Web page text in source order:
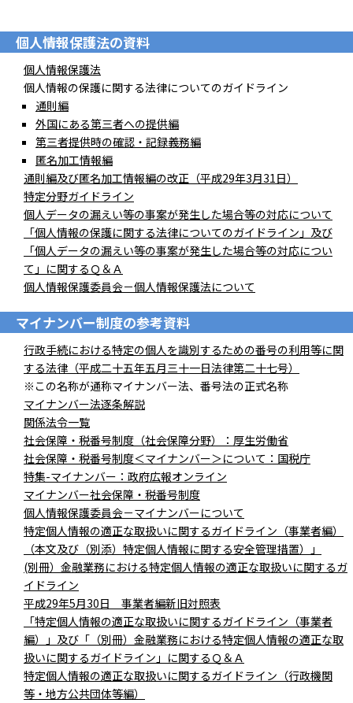
個人情報保護法の資料
個人情報保護法
個人情報の保護に関する法律についてのガイドライン
通則編
外国にある第三者への提供編
第三者提供時の確認・記録義務編
匿名加工情報編
通則編及び匿名加工情報編の改正（平成29年3月31日）
特定分野ガイドライン
個人データの漏えい等の事案が発生した場合等の対応について
「個人情報の保護に関する法律についてのガイドライン」及び
「個人データの漏えい等の事案が発生した場合等の対応につい
て」に関するＱ＆Ａ
個人情報保護委員会－個人情報保護法について
マイナンバー制度の参考資料
行政手続における特定の個人を識別するための番号の利用等に関
する法律（平成二十五年五月三十一日法律第二十七号）
※この名称が通称マイナンバー法、番号法の正式名称
マイナンバー法逐条解説
関係法令一覧
社会保障・税番号制度（社会保障分野）：厚生労働省
社会保障・税番号制度＜マイナンバー＞について：国税庁
特集-マイナンバー：政府広報オンライン
マイナンバー社会保障・税番号制度
個人情報保護委員会－マイナンバーについて
特定個人情報の適正な取扱いに関するガイドライン（事業者編）
（本文及び（別添）特定個人情報に関する安全管理措置）」
(別冊）金融業務における特定個人情報の適正な取扱いに関するガ
イドライン
平成29年5月30日 事業者編新旧対照表
「特定個人情報の適正な取扱いに関するガイドライン（事業者
編）」及び「（別冊）金融業務における特定個人情報の適正な取
扱いに関するガイドライン」に関するＱ＆Ａ
特定個人情報の適正な取扱いに関するガイドライン（行政機関
等・地方公共団体等編）